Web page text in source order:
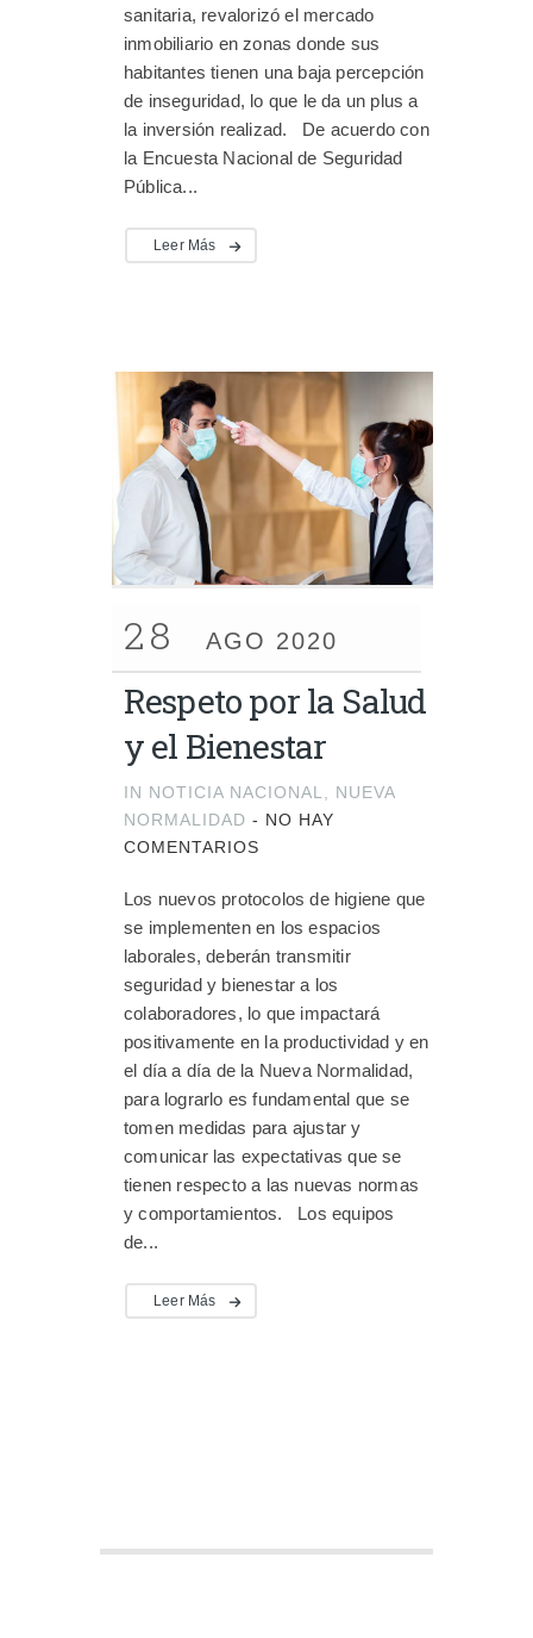
sanitaria, revalorizó el mercado
inmobiliario en zonas donde sus
habitantes tienen una baja percepción
de inseguridad, lo que le da un plus a
la inversión realizad. De acuerdo con
la Encuesta Nacional de Seguridad
Pública...
Leer Más
28 AGO 2020
Respeto por la Salud
y el Bienestar
IN NOTICIA NACIONAL
NUEVA
NORMALIDAD - NO HAY
COMENTARIOS
Los nuevos protocolos de higiene que
se implementen en los espacios
laborales, deberán transmitir
seguridad y bienestar a los
colaboradores, lo que impactará
positivamente en la productividad y en
el día a día de la Nueva Normalidad,
para lograrlo es fundamental que se
tomen medidas para ajustar y
comunicar las expectativas que se
tienen respecto a las nuevas normas
y comportamientos. Los equipos
de...
Leer Más